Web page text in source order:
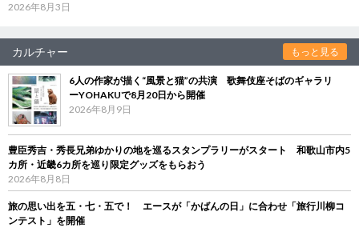
2026年8月3日
カルチャー もっと見る
6人の作家が描く“風景と猫”の共演 歌舞伎座そばのギャラリ
ーYOHAKUで8月20日から開催
2026年8月9日
豊臣秀吉・秀長兄弟ゆかりの地を巡るスタンプラリーがスタート 和歌山市内5
カ所・近畿6カ所を巡り限定グッズをもらおう
2026年8月8日
旅の思い出を五・七・五で！ エースが「かばんの日」に合わせ「旅行川柳コ
ンテスト」を開催